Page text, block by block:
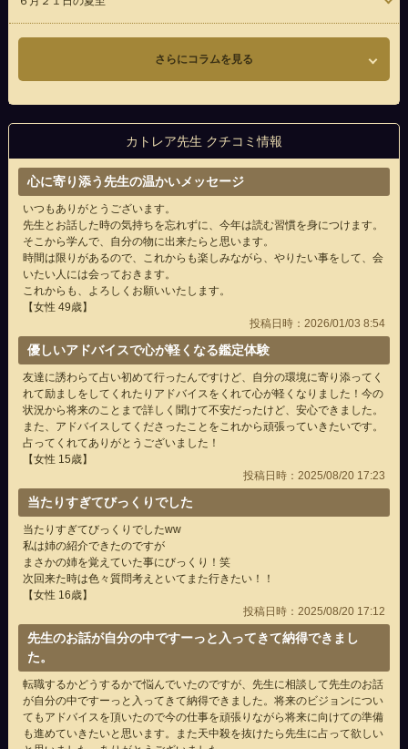
さらにコラムを見る
カトレア先生 クチコミ情報
心に寄り添う先生の温かいメッセージ
いつもありがとうございます。
先生とお話した時の気持ちを忘れずに、今年は読む習慣を身につけます。
そこから学んで、自分の物に出来たらと思います。
時間は限りがあるので、これからも楽しみながら、やりたい事をして、会
いたい人には会っておきます。
これからも、よろしくお願いいたします。
【女性 49歳】
投稿日時：2026/01/03 8:54
優しいアドバイスで心が軽くなる鑑定体験
友達に誘わらて占い初めて行ったんですけど、自分の環境に寄り添ってく
れて励ましをしてくれたりアドバイスをくれて心が軽くなりました！今の
状況から将来のことまで詳しく聞けて不安だったけど、安心できました。
また、アドバイスしてくださったことをこれから頑張っていきたいです。
占ってくれてありがとうございました！
【女性 15歳】
投稿日時：2025/08/20 17:23
当たりすぎてびっくりでした
当たりすぎてびっくりでしたww
私は姉の紹介できたのですが
まさかの姉を覚えていた事にびっくり！笑
次回来た時は色々質問考えといてまた行きたい！！
【女性 16歳】
投稿日時：2025/08/20 17:12
先生のお話が自分の中ですーっと入ってきて納得できまし
た。
転職するかどうするかで悩んでいたのですが、先生に相談して先生のお話
が自分の中ですーっと入ってきて納得できました。将来のビジョンについ
てもアドバイスを頂いたので今の仕事を頑張りながら将来に向けての準備
も進めていきたいと思います。また天中殺を抜けたら先生に占って欲しい